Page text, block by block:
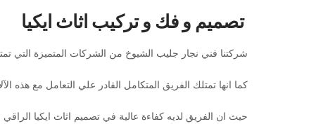
تصميم و فك و تركيب اثاث ايكيا
شركتنا فني نجار جليب الشيوخ من الشركات المتميزة التي
كما انها تمتلك الفريق المتكامل القادر علي التعامل مع هذه
حيث ان الفريق لديه كفاءة عالية في تصميم اثاث ايكيا الراقي